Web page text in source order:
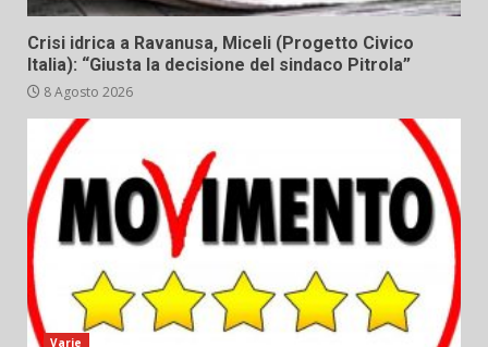
Crisi idrica a Ravanusa, Miceli (Progetto Civico
Italia): “Giusta la decisione del sindaco Pitrola”
8 Agosto 2026
Varie